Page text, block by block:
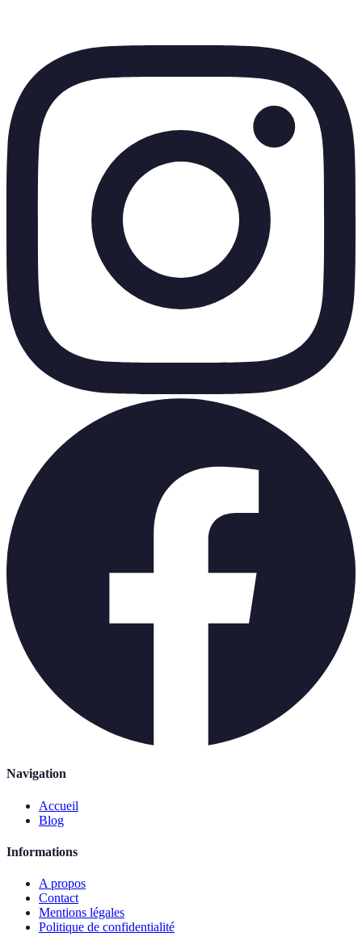
Navigation
Accueil
Blog
Informations
A propos
Contact
Mentions légales
Politique de confidentialité